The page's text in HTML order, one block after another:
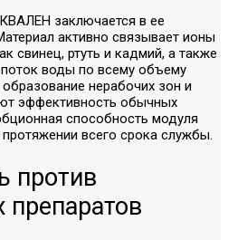
заключается в ее
активно связывает ионы
свинец, ртуть и кадмий, а также
воды по всему объему
нерабочих зон и
эффективность обычных
способность модуля
всего срока службы.
против
препаратов